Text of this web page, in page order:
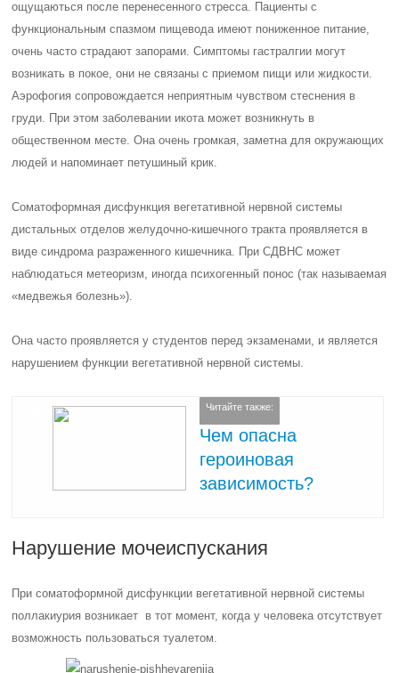
ощущаються после перенесенного стресса. Пациенты с
функциональным спазмом пищевода имеют пониженное питание,
очень часто страдают запорами. Симптомы гастралгии могут
возникать в покое, они не связаны с приемом пищи или жидкости.
Аэрофогия сопровождается неприятным чувством стеснения в
груди. При этом заболевании икота может возникнуть в
общественном месте. Она очень громкая, заметна для окружающих
людей и напоминает петушиный крик.
Соматоформная дисфункция вегетативной нервной системы
дистальных отделов желудочно-кишечного тракта проявляется в
виде синдрома разраженного кишечника. При СДВНС может
наблюдаться метеоризм, иногда психогенный понос (так называемая
«медвежья болезнь»).
Она часто проявляется у студентов перед экзаменами, и является
нарушением функции вегетативной нервной системы.
Читайте также:
Чем опасна
героиновая
зависимость?
Нарушение мочеиспускания
При соматоформной дисфункции вегетативной нервной системы
поллакиурия возникает в тот момент, когда у человека отсутствует
возможность пользоваться туалетом.